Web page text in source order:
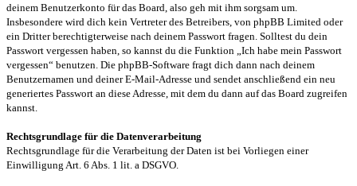
deinem Benutzerkonto für das Board, also geh mit ihm sorgsam um.
Insbesondere wird dich kein Vertreter des Betreibers, von phpBB Limited oder
ein Dritter berechtigterweise nach deinem Passwort fragen. Solltest du dein
Passwort vergessen haben, so kannst du die Funktion „Ich habe mein Passwort
vergessen“ benutzen. Die phpBB-Software fragt dich dann nach deinem
Benutzernamen und deiner E-Mail-Adresse und sendet anschließend ein neu
generiertes Passwort an diese Adresse, mit dem du dann auf das Board zugreifen
kannst.
Rechtsgrundlage für die Datenverarbeitung
Rechtsgrundlage für die Verarbeitung der Daten ist bei Vorliegen einer
Einwilligung Art. 6 Abs. 1 lit. a DSGVO.